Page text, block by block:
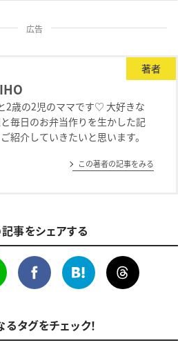
広告
著者
2歳の2児のママです♡ 大好きな
毎日のお弁当作りを生かした記
紹介していきたいと思います。
この著者の記事をみる
事をシェアする
タグをチェック！